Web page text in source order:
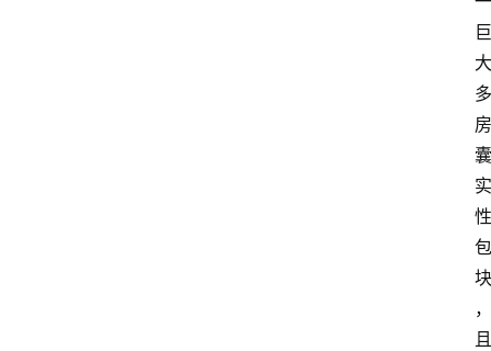
巨
大
多
房
囊
实
性
包
块
，
且